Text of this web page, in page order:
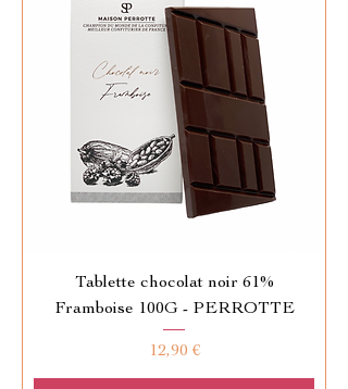
Tablette chocolat noir 61%
Framboise 100G - PERROTTE
Prix
12,90 €